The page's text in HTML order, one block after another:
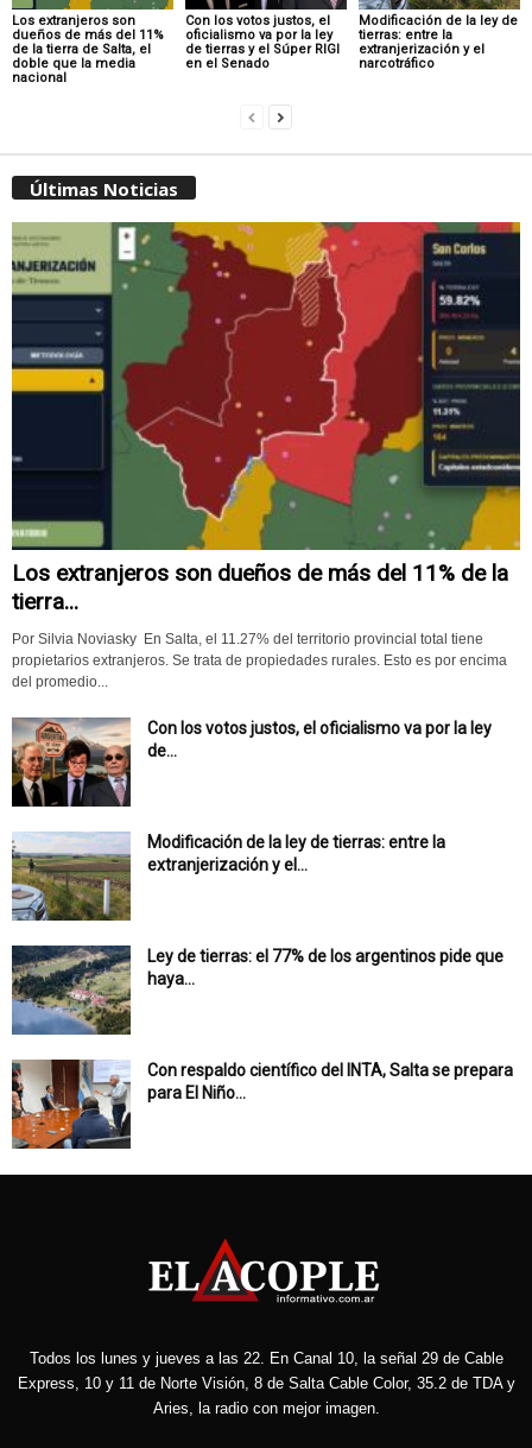
Los extranjeros son
dueños de más del 11%
de la tierra de Salta, el
doble que la media
nacional
Con los votos justos, el
oficialismo va por la ley
de tierras y el Súper RIGI
en el Senado
Modificación de la ley de
tierras: entre la
extranjerización y el
narcotráfico
Últimas Noticias
Los extranjeros son dueños de más del 11% de la
tierra...
Por Silvia Noviasky En Salta, el 11.27% del territorio provincial total tiene
propietarios extranjeros. Se trata de propiedades rurales. Esto es por encima
del promedio...
Con los votos justos, el oficialismo va por la ley
de...
Modificación de la ley de tierras: entre la
extranjerización y el...
Ley de tierras: el 77% de los argentinos pide que
haya...
Con respaldo científico del INTA, Salta se prepara
para El Niño...
Todos los lunes y jueves a las 22. En Canal 10, la señal 29 de Cable
Express, 10 y 11 de Norte Visión, 8 de Salta Cable Color, 35.2 de TDA y
Aries, la radio con mejor imagen.